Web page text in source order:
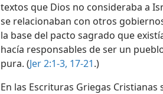
textos que Dios no consideraba a
se relacionaban con otros
la base del pacto sagrado que
hacía responsables de ser un
pura. (Jer 2:1-3, 17-21.)
En las Escrituras Griegas